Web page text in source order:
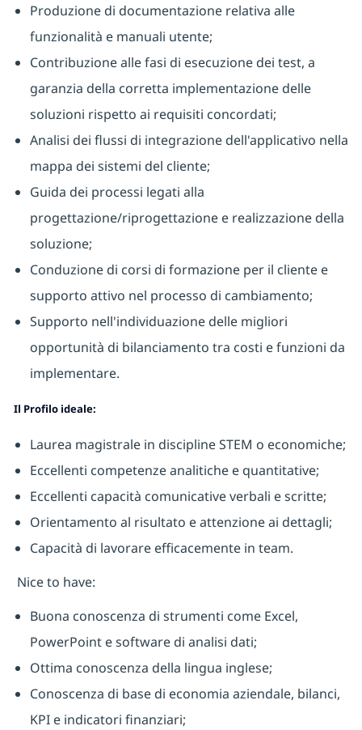
Produzione di documentazione relativa alle
funzionalità e manuali utente;
Contribuzione alle fasi di esecuzione dei test, a
garanzia della corretta implementazione delle
soluzioni rispetto ai requisiti concordati;
Analisi dei flussi di integrazione dell'applicativo nella
mappa dei sistemi del cliente;
Guida dei processi legati alla
progettazione/riprogettazione e realizzazione della
soluzione;
Conduzione di corsi di formazione per il cliente e
supporto attivo nel processo di cambiamento;
Supporto nell'individuazione delle migliori
opportunità di bilanciamento tra costi e funzioni da
implementare.
Il Profilo ideale:
Laurea magistrale in discipline STEM o economiche;
Eccellenti competenze analitiche e quantitative;
Eccellenti capacità comunicative verbali e scritte;
Orientamento al risultato e attenzione ai dettagli;
Capacità di lavorare efficacemente in team.
Nice to have:
Buona conoscenza di strumenti come Excel,
PowerPoint e software di analisi dati;
Ottima conoscenza della lingua inglese;
Conoscenza di base di economia aziendale, bilanci,
KPI e indicatori finanziari;